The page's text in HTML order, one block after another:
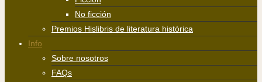
No ficción
Premios Hislibris de literatura histórica
Info
Sobre nosotros
FAQs